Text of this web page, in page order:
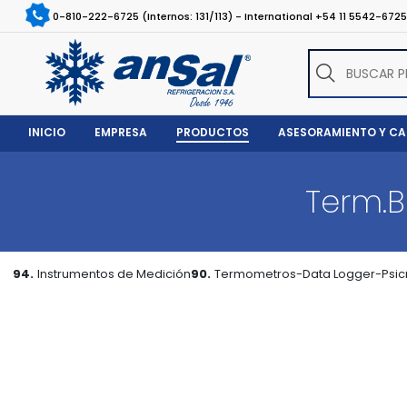
0-810-222-6725 (Internos: 131/113) - International +54 11 5542-6725
INICIO EMPRESA PRODUCTOS ASESORAMIENTO Y
94. Instrumentos de Medición90. Termometros-Data Logger-